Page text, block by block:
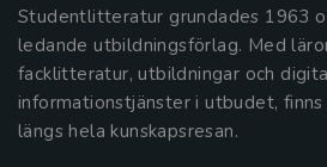
Studentlitteratur grundades 1963
ledande utbildningsförlag. Med
facklitteratur, utbildningar och
informationstjänster i utbudet,
längs hela kunskapsresan.